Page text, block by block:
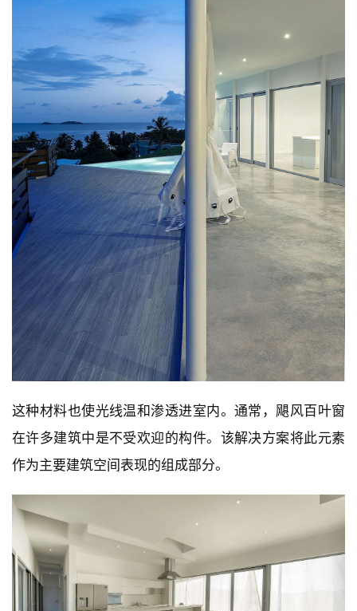
建
筑
计
室
设
计
城
景
建
这种材料也使光线温和渗透进室内。通常，飓风百叶窗
在许多建筑中是不受欢迎的构件。该解决方案将此元素
作为主要建筑空间表现的组成部分。